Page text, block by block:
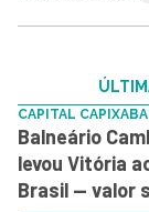
CAPITAL
Balneário
levou Vitória
Brasil — valor